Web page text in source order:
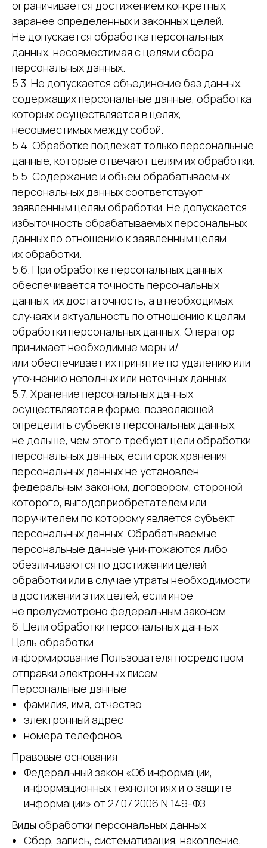
ограничивается достижением конкретных,
заранее определенных и законных целей.
Не допускается обработка персональных
данных, несовместимая с целями сбора
персональных данных.
5.3. Не допускается объединение баз данных,
содержащих персональные данные, обработка
которых осуществляется в целях,
несовместимых между собой.
5.4. Обработке подлежат только персональные
данные, которые отвечают целям их обработки.
5.5. Содержание и объем обрабатываемых
персональных данных соответствуют
заявленным целям обработки. Не допускается
избыточность обрабатываемых персональных
данных по отношению к заявленным целям
их обработки.
5.6. При обработке персональных данных
обеспечивается точность персональных
данных, их достаточность, а в необходимых
случаях и актуальность по отношению к целям
обработки персональных данных. Оператор
принимает необходимые меры и/
или обеспечивает их принятие по удалению или
уточнению неполных или неточных данных.
5.7. Хранение персональных данных
осуществляется в форме, позволяющей
определить субъекта персональных данных,
не дольше, чем этого требуют цели обработки
персональных данных, если срок хранения
персональных данных не установлен
федеральным законом, договором, стороной
которого, выгодоприобретателем или
поручителем по которому является субъект
персональных данных. Обрабатываемые
персональные данные уничтожаются либо
обезличиваются по достижении целей
обработки или в случае утраты необходимости
в достижении этих целей, если иное
не предусмотрено федеральным законом.
6. Цели обработки персональных данных
Цель обработки
информирование Пользователя посредством
отправки электронных писем
Персональные данные
фамилия, имя, отчество
электронный адрес
номера телефонов
Правовые основания
Федеральный закон «Об информации,
информационных технологиях и о защите
информации» от 27.07.2006 N 149-ФЗ
Виды обработки персональных данных
Сбор, запись, систематизация, накопление,